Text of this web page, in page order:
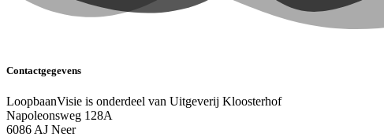
Contactgegevens
LoopbaanVisie is onderdeel van Uitgeverij Kloosterhof
Napoleonsweg 128A
6086 AJ Neer